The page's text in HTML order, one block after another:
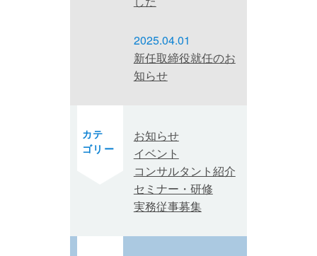
2025.04.01
新任取締役就任のお
知らせ
カテ
ゴリー
お知らせ
イベント
コンサルタント紹介
セミナー・研修
実務従事募集